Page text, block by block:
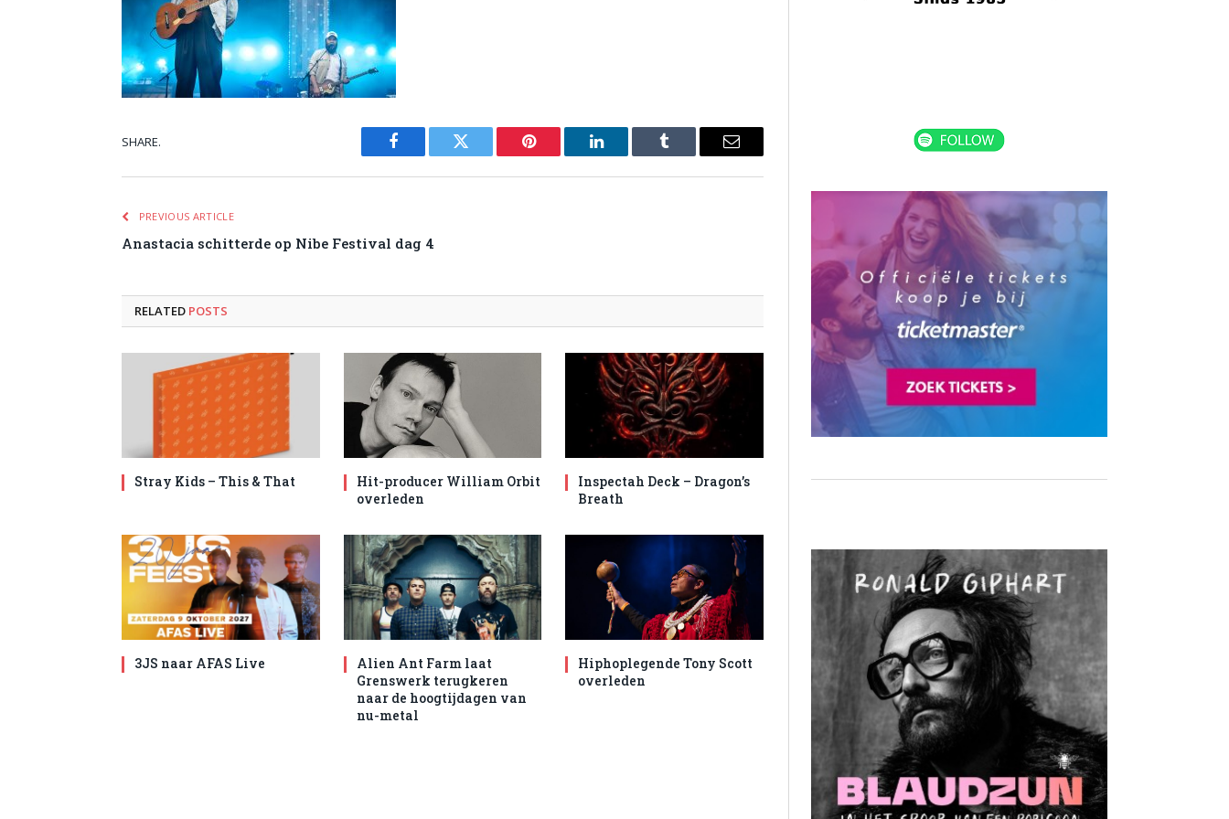
SHARE.
Facebook Twitter Pinterest LinkedIn Tumblr Email
PREVIOUS ARTICLE
Anastacia schitterde op Nibe Festival dag 4
RELATED POSTS
Stray Kids – This & That
Hit-producer William Orbit
overleden
Inspectah Deck – Dragon’s
Breath
3JS naar AFAS Live
Alien Ant Farm laat
Grenswerk terugkeren
naar de hoogtijdagen van
nu-metal
Hiphoplegende Tony Scott
overleden